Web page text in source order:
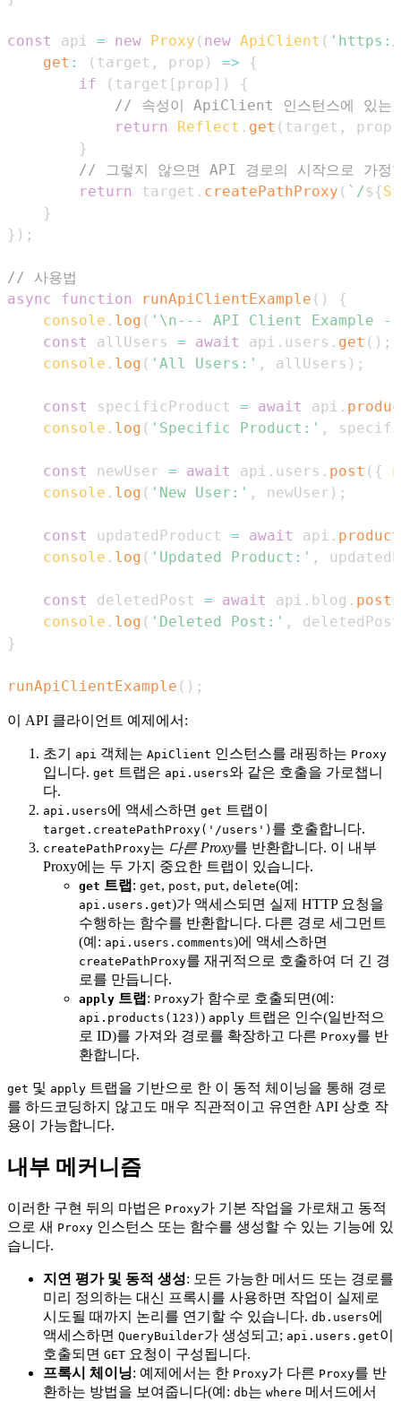
const api = new Proxy ( new ApiClient (
get : ( target , prop ) =>
{
if
( target [ prop ] )
{
// 속성이 ApiClient 인스턴스에 있
return
Reflect . get ( target , prop
}
// 그렇지 않으면 API 경로의 시작으로 가
return
target . createPathProxy ( ` /${
}
} ) ;
// 사용법
async
function runApiClientExample ( )
{
console . log ( '\n--- API Client Example
const
allUsers = await api . users . get ( ) ;
console . log ( 'All Users:' , allUsers ) ;
const specificProduct = await api .
console . log ( 'Specific Product:' ,
const newUser = await api . users . post ( {
console . log ( 'New User:' , newUser ) ;
const updatedProduct = await api .
console . log ( 'Updated Product:' ,
const deletedPost = await api . blog . posts
console . log ( 'Deleted Post:' ,
deletedPost
}
runApiClientExample ( ) ;
이 API 클라이언트 예제에서:
초기 api 객체는 ApiClient 인스턴스를 래핑하는 Proxy
입니다. get 트랩은 api.users와 같은 호출을 가로챕니
다.
api.users에 액세스하면 get 트랩이
target.createPathProxy('/users') 를 호출합니다.
createPathProxy는 다른 Proxy를 반환합니다. 이 내부
Proxy에는 두 가지 중요한 트랩이 있습니다.
get 트랩 : get, post, put, delete(예:
api.users.get)가 액세스되면 실제 HTTP 요청을
수행하는 함수를 반환합니다. 다른 경로 세그먼트
(예: api.users.comments)에 액세스하면
createPathProxy를 재귀적으로 호출하여 더 긴 경
로를 만듭니다.
apply 트랩 : Proxy가 함수로 호출되면(예:
api.products(123) ) apply 트랩은 인수(일반적으
로 ID)를 가져와 경로를 확장하고 다른 Proxy를 반
환합니다.
get 및 apply 트랩을 기반으로 한 이 동적 체이닝을 통해 경로
를 하드코딩하지 않고도 매우 직관적이고 유연한 API 상호 작
용이 가능합니다.
내부 메커니즘
이러한 구현 뒤의 마법은 Proxy가 기본 작업을 가로채고 동적
으로 새 Proxy 인스턴스 또는 함수를 생성할 수 있는 기능에 있
습니다.
지연 평가 및 동적 생성: 모든 가능한 메서드 또는 경로를
미리 정의하는 대신 프록시를 사용하면 작업이 실제로
시도될 때까지 논리를 연기할 수 있습니다. db.users에
액세스하면 QueryBuilder가 생성되고; api.users.get이
호출되면 GET 요청이 구성됩니다.
프록시 체이닝: 예제에서는 한 Proxy가 다른 Proxy를 반
환하는 방법을 보여줍니다(예: db는 where 메서드에서